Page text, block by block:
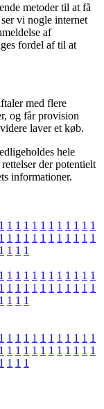
metoder til at få
vi nogle internet
af
fordel af til at
med flere
og får provision
laver et køb.
hele
der potentielt
informationer.
1 1 1 1 1 1 1 1 1 1 1 1
1 1 1 1 1 1 1 1 1 1 1 1
1 1 1 1
1 1 1 1 1 1 1 1 1 1 1 1
1 1 1 1 1 1 1 1 1 1 1 1
1 1 1 1
1 1 1 1 1 1 1 1 1 1 1 1
1 1 1 1 1 1 1 1 1 1 1 1
1 1 1 1